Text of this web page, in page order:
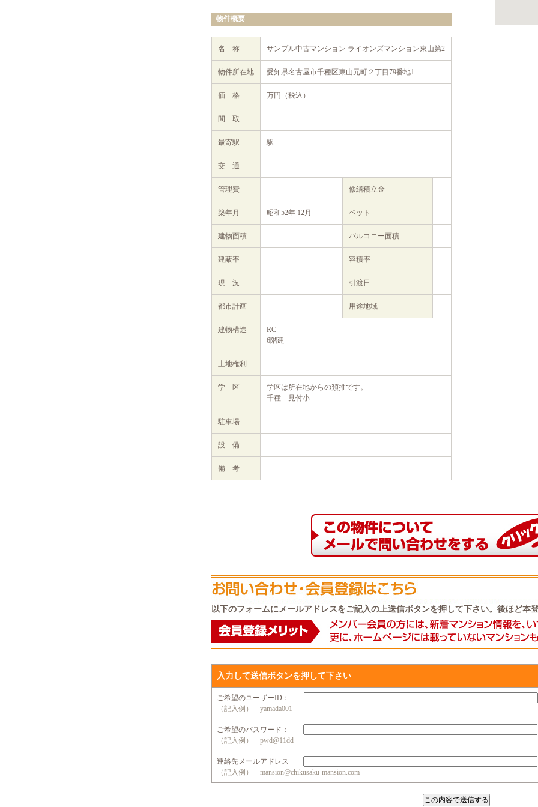
物件概要
名 称 サンプル中古マンション ライオンズマンション東山第2
物件所在地 愛知県名古屋市千種区東山元町２丁目79番地1
価 格 万円（税込）
間 取
最寄駅 駅
交 通
管理費 修繕積立金
築年月 昭和52年 12月 ペット
建物面積 バルコニー面積
建蔽率 容積率
現 況 引渡日
都市計画 用途地域
建物構造
RC
6階建
土地権利
学 区
学区は所在地からの類推です。
千種 見付小
駐車場
設 備
備 考
以下のフォームにメールアドレスをご記入の上送信ボタンを押して下さい。後ほど本
入力して送信ボタンを押して下さい
ご希望のユーザーID：
（記入例） yamada001
ご希望のパスワード：
（記入例） pwd@11dd
連絡先メールアドレス
（記入例） mansion@chikusaku-mansion.com